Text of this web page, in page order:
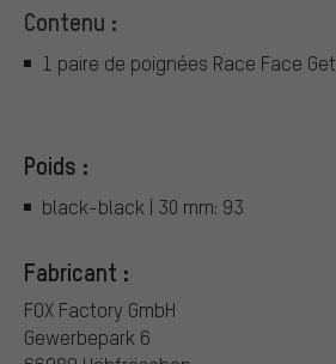
Contenu :
1 paire de poignées Race Face
Poids :
black-black | 30 mm: 93
Fabricant :
FOX Factory GmbH
Gewerbepark 6